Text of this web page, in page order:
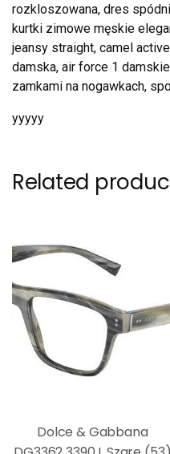
rozkloszowana, dres
kurtki zimowe męskie
jeansy straight, camel
damska, air force 1
zamkami na nogawkach,
yyyyy
Related
Dolce & Gabbana